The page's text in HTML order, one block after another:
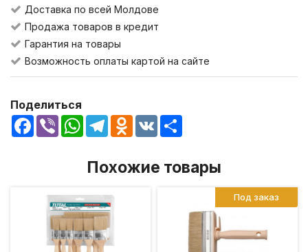
Доставка по всей Молдове
Продажа товаров в кредит
Гарантия на товары
Возможность оплаты картой на сайте
Поделиться
Facebook
Viber WhatsApp
TelegramOdnoklassniki
VK
Похожие товары
Под заказ